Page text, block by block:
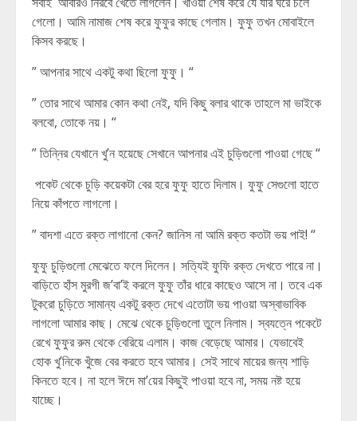
গেলো। আমি নামাজ শেষ করে ফুফুর কাছে গেলাম। ফুফু তখন মোবাইলে
কিসব করছে।
” আপনার সাথে একটু কথা ছিলো ফুফু। “
” তোর সাথে আমার কোন কথা নেই, যদি কিছু বলার থাকে তাহলে মা ভাইকে
বলবো, তোকে নয়। “
” তিন্নির যেখানে খু’ন হয়েছে সেখানে আপনার এই চুড়িগুলো পাওয়া গেছে “
পকেট থেকে চুড়ি কয়েকটা বের হরে ফুফু হাতে দিলাম। ফুফু সেগুলো হাতে
নিয়ে কাঁপতে লাগলো।
” বাদশা এতে রক্ত লাগানো কেন? জানিস না আমি রক্ত কতটা ভয় পাই! “
ফুফু চুড়িগুলো মেঝেতে ফলে দিলেন। সত্যিই ফুফি রক্ত দেখতে পারে না।
বাড়িতে হাঁস মুরগী জ’বা’ই করলে ফুফু তাঁর ধারে কাছেও আসে না। তবে এক
টুকরো চুড়িতে সামান্য একটু রক্ত দেখে এতোটা ভয় পাওয়া অস্বাভাবিক
লাগলো আমার কাছ। মেঝে থেকে চুড়িগুলো তুলে নিলাম। স্বযত্নে পকেটে
রেখে ফুফুর রুম থেকে বেরিয়ে এলাম। কাজ বেড়েছে আমার। যেভাবেই
হোক খু’নিকে খুঁজে বের করতে হবে আমার। সেই সাথে মায়ের জন্য শাড়ি
কিনতে হবে। না হলে ঈদে মা’য়ের কিছুই পাওয়া হবে না, সময় নষ্ট হয়ে
যাচ্ছে।